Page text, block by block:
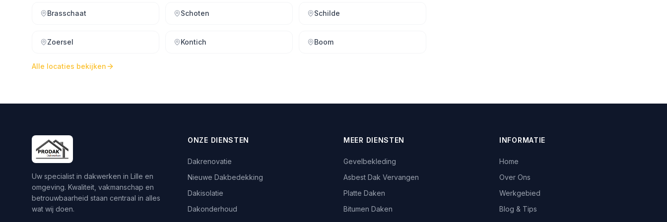
Brasschaat Schoten Schilde
Zoersel Kontich Boom
Alle locaties bekijken
Uw specialist in dakwerken in Lille en
omgeving. Kwaliteit, vakmanschap en
betrouwbaarheid staan centraal in alles
wat wij doen.
ONZE DIENSTEN
Dakrenovatie
Nieuwe Dakbedekking
Dakisolatie
Dakonderhoud
MEER DIENSTEN
Gevelbekleding
Asbest Dak Vervangen
Platte Daken
Bitumen Daken
INFORMATIE
Home
Over Ons
Werkgebied
Blog & Tips